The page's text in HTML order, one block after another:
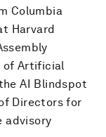
Columbia
Harvard
of Artificial
AI Blindspot
Directors for
advisory